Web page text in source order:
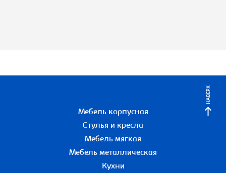
НАВЕРХ
Мебель корпусная
Стулья и кресла
Мебель мягкая
Мебель металлическая
Кухни